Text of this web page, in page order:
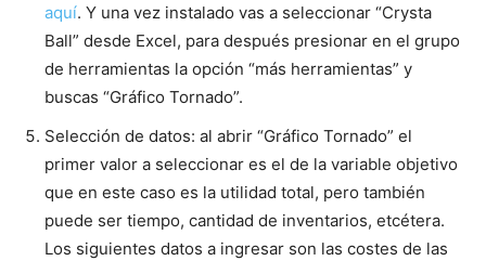
aquí. Y una vez instalado vas a seleccionar “Crysta
Ball” desde Excel, para después presionar en el grupo
de herramientas la opción “más herramientas” y
buscas “Gráfico Tornado”.
Selección de datos: al abrir “Gráfico Tornado” el
primer valor a seleccionar es el de la variable objetivo
que en este caso es la utilidad total, pero también
puede ser tiempo, cantidad de inventarios, etcétera.
Los siguientes datos a ingresar son las costes de las